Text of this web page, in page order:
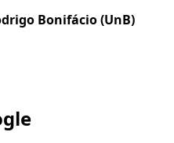
Bonifácio (UnB)